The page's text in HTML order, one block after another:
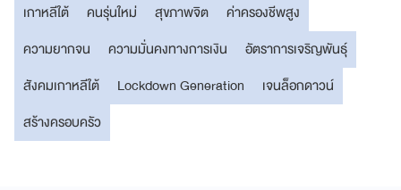
เกาหลีใต้ คนรุ่นใหม่ สุขภาพจิต
ค่าครองชีพสูง
ความยากจน
ความมั่นคงทางการเงิน
อัตราการเจริญพันธุ์
สังคมเกาหลีใต้
Lockdown Generation
เจนล็อกดาวน์
สร้างครอบครัว